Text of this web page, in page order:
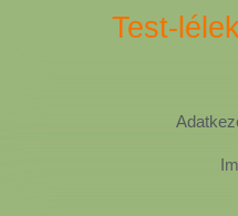
Test-